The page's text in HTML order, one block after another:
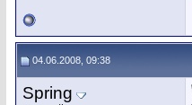
04.06.2008, 09:38
Spring